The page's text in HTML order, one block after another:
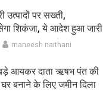
पर सख्ती,
शिकंजा, ये आदेश हुआ जारी
maneesh naithani
आयकर दाता ऋषभ पंत की
घर बनाने के लिए जमीन दिला